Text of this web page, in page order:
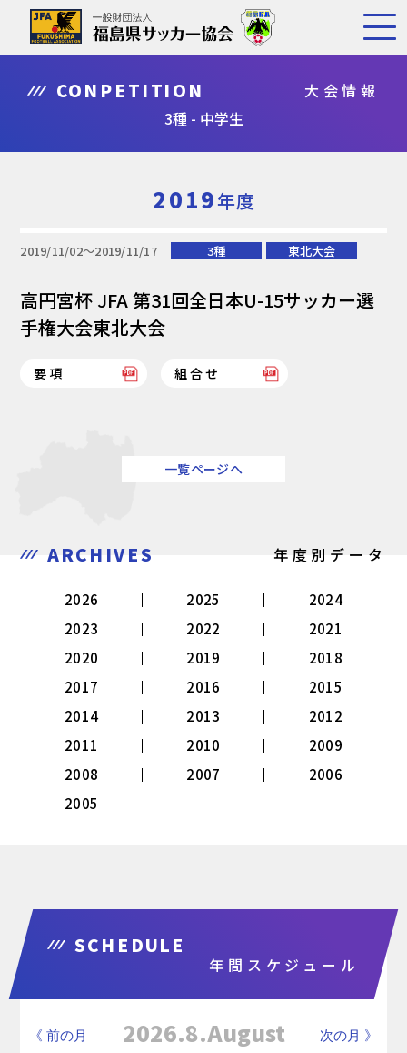
CONPETITION
大会情報
3種 - 中学生
2019年度
2019/11/02〜2019/11/17 3種 東北大会
高円宮杯 JFA 第31回全日本U-15サッカー選
手権大会東北大会
要項 組合せ
一覧ページへ
ARCHIVES 年度別データ
2026 2025
2024
2023
2022
2021
2020
2019
2018
2017
2016
2015
2014
2013
2012
2011
2010
2009
2008
2007
2006
2005
SCHEDULE
年間スケジュール
《 前の月 次の月 》
2026.8.August